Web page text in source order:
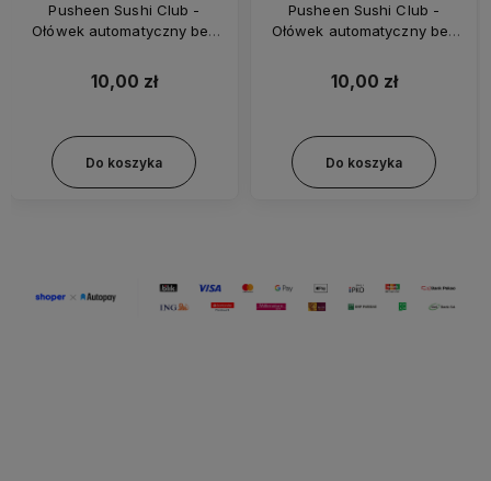
Pusheen Sushi Club -
Ołówek automatyczny bez
10,00 zł
Do koszyka
Pusheen Sushi Club -
Ołówek automatyczny bez
10,00 zł
Do koszyka